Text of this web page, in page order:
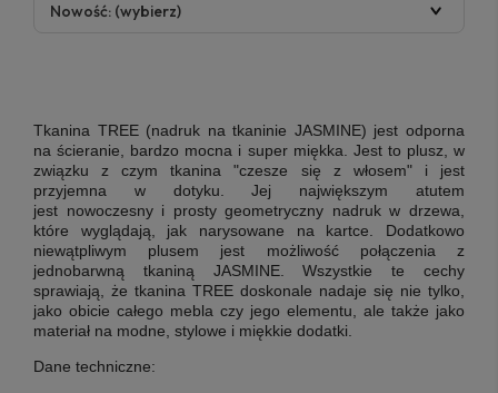
Nowość: (wybierz)
Tkanina TREE (nadruk natkaninie JASMINE) jest odporna
na ścieranie, bardzo mocna i super miękka. Jest to plusz, w
związku z czym tkanina "czesze się z włosem" i jest
przyjemna w dotyku. Jej największym atutem
jest nowoczesny i prosty geometryczny nadruk w drzewa,
które wyglądają, jak narysowane na kartce. Dodatkowo
niewątpliwym plusem jest możliwość połączenia z
jednobarwną tkaniną JASMINE.Wszystkie te cechy
sprawiają, że tkanina TREE doskonale nadaje się nie tylko,
jako obicie całego mebla czy jego elementu, ale także jako
materiał na modne, stylowe i miękkie dodatki.
Dane techniczne: